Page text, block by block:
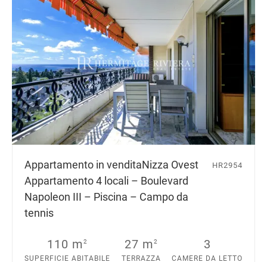
Appartamento in venditaNizza Ovest
Appartamento 4 locali – Boulevard
Napoleon III – Piscina – Campo da
tennis
HR2954
110 m2
SUPERFICIE ABITABILE
27 m2
TERRAZZA
3
CAMERE DA LETTO